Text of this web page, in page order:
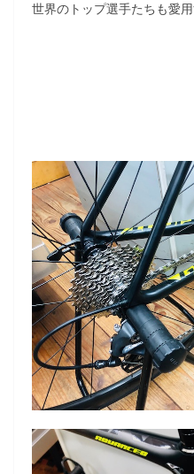
世界のトップ選手たちも愛